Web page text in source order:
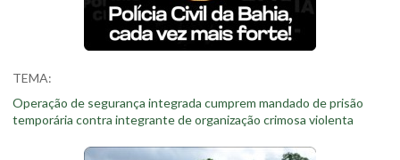
TEMA:
Operação de segurança integrada cumprem mandado de prisão
temporária contra integrante de organização crimosa violenta